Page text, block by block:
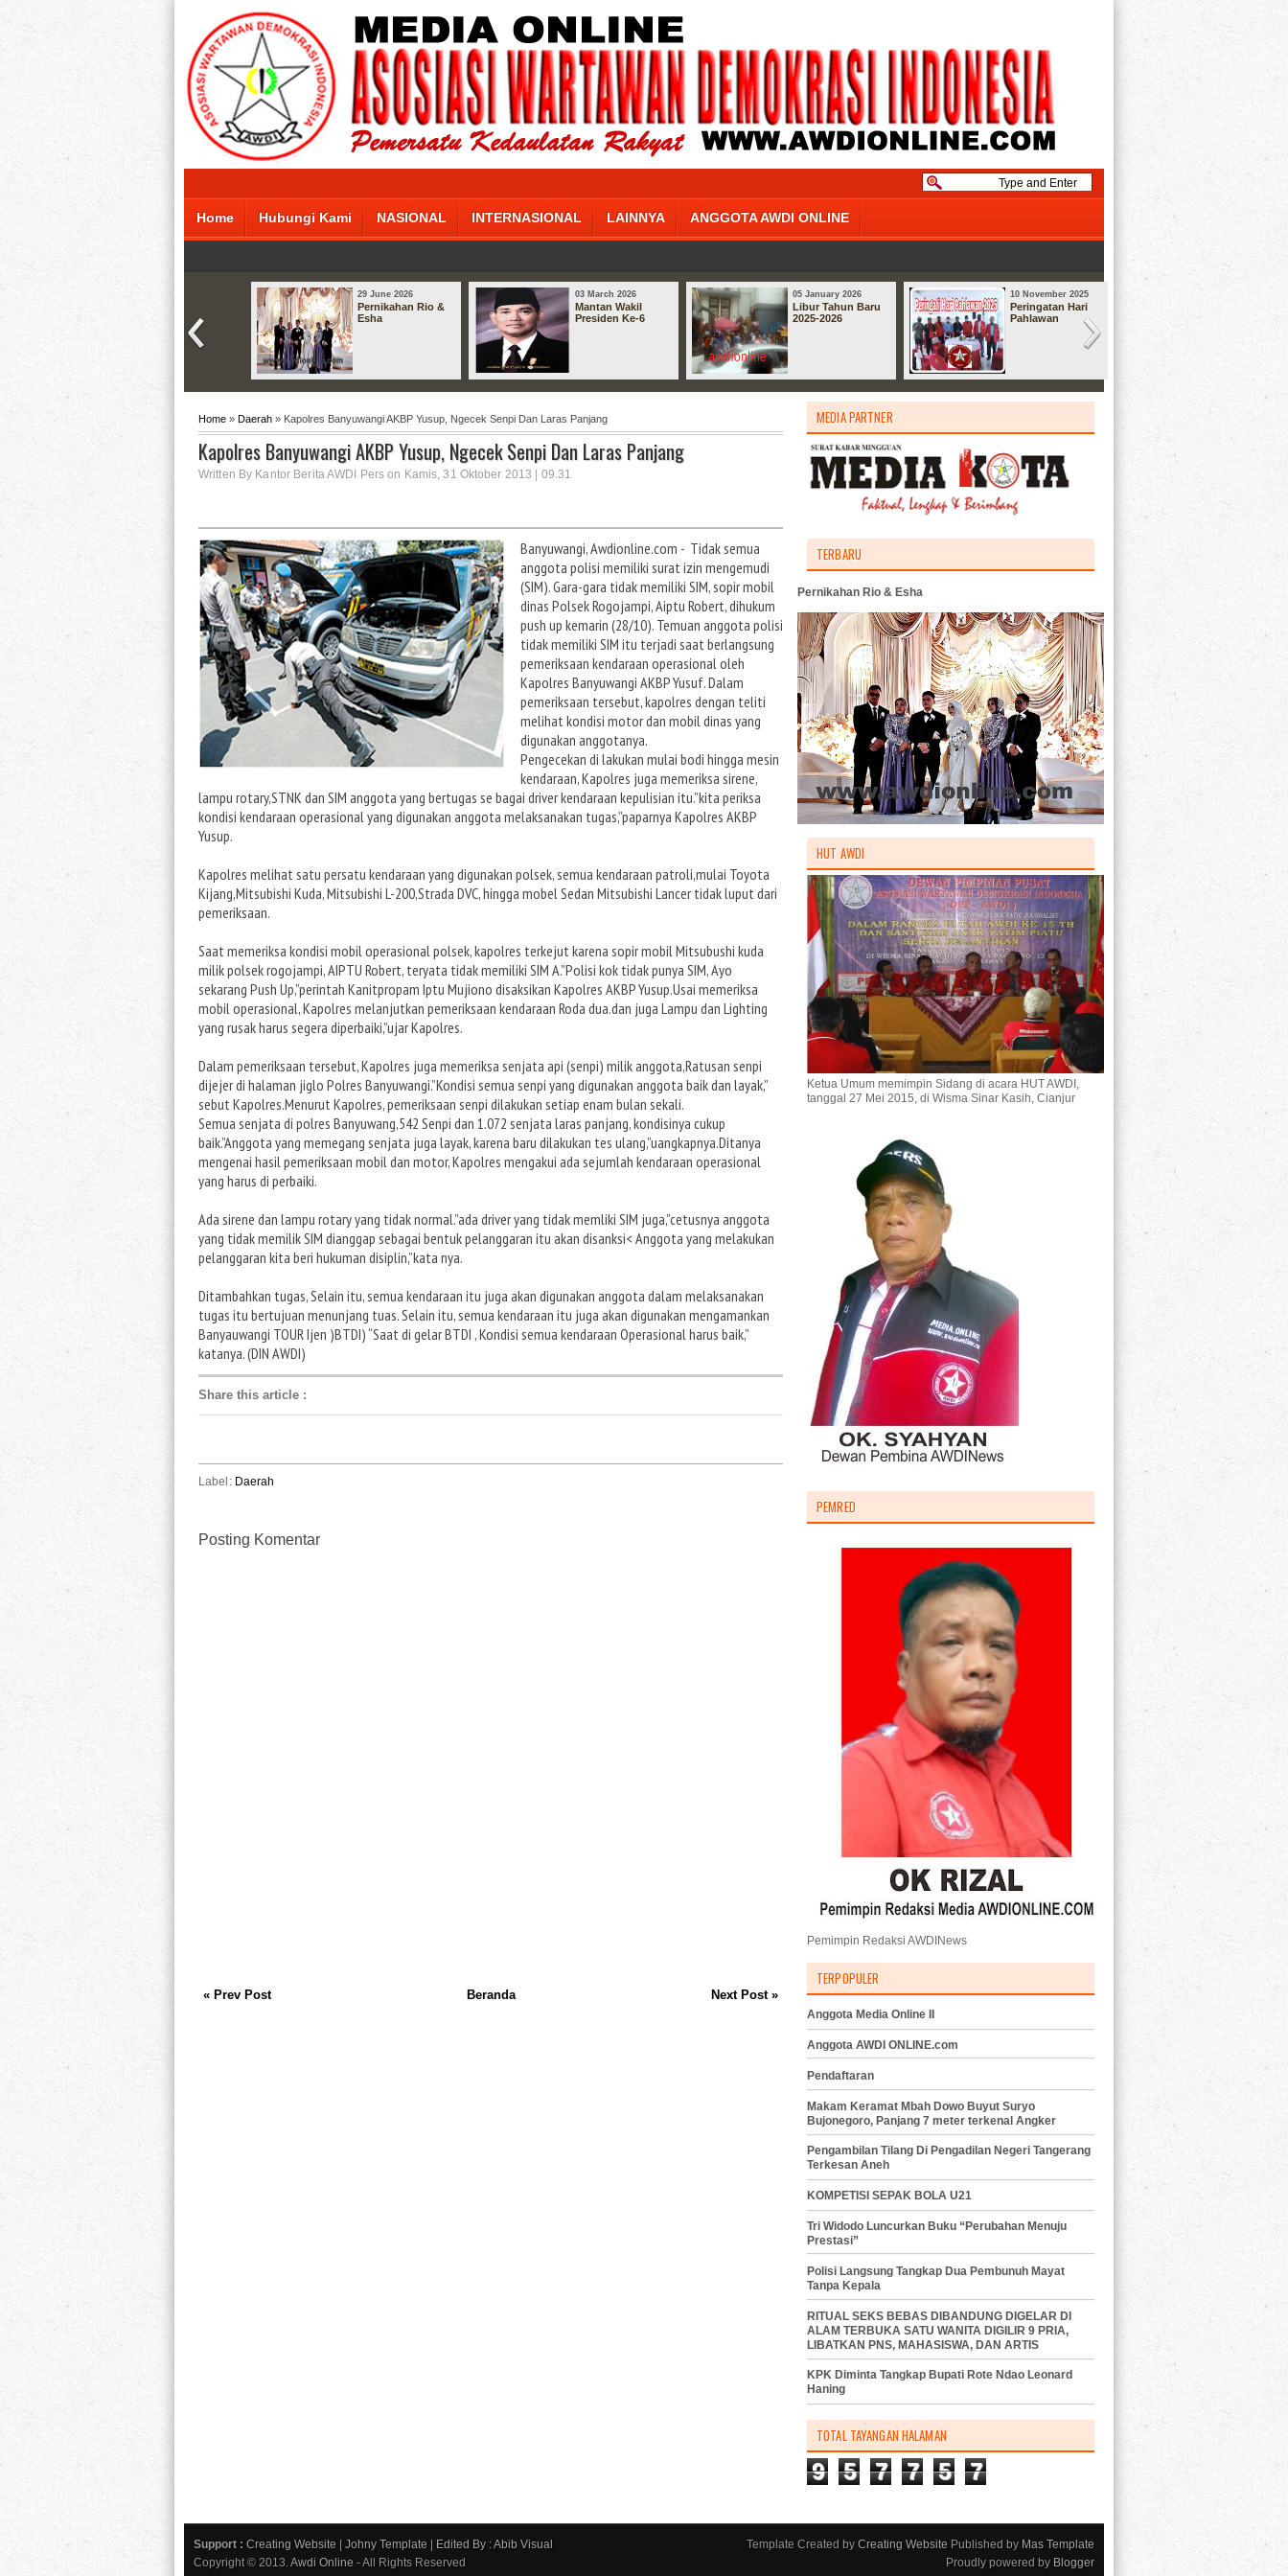
Home Hubungi Kami NASIONAL INTERNASIONAL LAINNYA ANGGOTA AWDI ONLINE
29 June 2026
Pernikahan Rio &
Esha
03 March 2026
Mantan Wakil
Presiden Ke-6
05 January 2026
Libur Tahun Baru
2025-2026
10 November 2025
Peringatan Hari
Pahlawan
Home » Daerah » Kapolres Banyuwangi AKBP Yusup, Ngecek Senpi Dan Laras Panjang
Kapolres Banyuwangi AKBP Yusup, Ngecek Senpi Dan Laras Panjang
Written By Kantor Berita AWDI Pers on Kamis, 31 Oktober 2013 | 09.31
Banyuwangi, Awdionline.com - Tidak semua
anggota polisi memiliki surat izin mengemudi
(SIM). Gara-gara tidak memiliki SIM, sopir mobil
dinas Polsek Rogojampi, Aiptu Robert, dihukum
push up kemarin (28/10). Temuan anggota polisi
tidak memiliki SIM itu terjadi saat berlangsung
pemeriksaan kendaraan operasional oleh
Kapolres Banyuwangi AKBP Yusuf. Dalam
pemeriksaan tersebut, kapolres dengan teliti
melihat kondisi motor dan mobil dinas yang
digunakan anggotanya.
Pengecekan di lakukan mulai bodi hingga mesin
kendaraan, Kapolres juga memeriksa sirene,
lampu rotary,STNK dan SIM anggota yang bertugas se bagai driver kendaraan kepulisian itu.”kita periksa
kondisi kendaraan operasional yang digunakan anggota melaksanakan tugas,”paparnya Kapolres AKBP
Yusup.
Kapolres melihat satu persatu kendaraan yang digunakan polsek, semua kendaraan patroli,mulai Toyota
Kijang,Mitsubishi Kuda, Mitsubishi L-200,Strada DVC, hingga mobel Sedan Mitsubishi Lancer tidak luput dari
pemeriksaan.
Saat memeriksa kondisi mobil operasional polsek, kapolres terkejut karena sopir mobil Mitsubushi kuda
milik polsek rogojampi, AIPTU Robert, teryata tidak memiliki SIM A.”Polisi kok tidak punya SIM, Ayo
sekarang Push Up,”perintah Kanitpropam Iptu Mujiono disaksikan Kapolres AKBP Yusup.Usai memeriksa
mobil operasional, Kapolres melanjutkan pemeriksaan kendaraan Roda dua.dan juga Lampu dan Lighting
yang rusak harus segera diperbaiki,”ujar Kapolres.
Dalam pemeriksaan tersebut, Kapolres juga memeriksa senjata api (senpi) milik anggota,Ratusan senpi
dijejer di halaman jiglo Polres Banyuwangi.”Kondisi semua senpi yang digunakan anggota baik dan layak,”
sebut Kapolres.Menurut Kapolres, pemeriksaan senpi dilakukan setiap enam bulan sekali.
Semua senjata di polres Banyuwang,542 Senpi dan 1.072 senjata laras panjang, kondisinya cukup
baik.”Anggota yang memegang senjata juga layak, karena baru dilakukan tes ulang,”uangkapnya.Ditanya
mengenai hasil pemeriksaan mobil dan motor, Kapolres mengakui ada sejumlah kendaraan operasional
yang harus di perbaiki.
Ada sirene dan lampu rotary yang tidak normal.”ada driver yang tidak memliki SIM juga,”cetusnya anggota
yang tidak memilik SIM dianggap sebagai bentuk pelanggaran itu akan disanksi< Anggota yang melakukan
pelanggaran kita beri hukuman disiplin,”kata nya.
Ditambahkan tugas, Selain itu, semua kendaraan itu juga akan digunakan anggota dalam melaksanakan
tugas itu bertujuan menunjang tuas. Selain itu, semua kendaraan itu juga akan digunakan mengamankan
Banyauwangi TOUR Ijen )BTDI) “Saat di gelar BTDI , Kondisi semua kendaraan Operasional harus baik,”
katanya. (DIN AWDI)
Share this article :
Label: Daerah
Posting Komentar
« Prev Post Next Post »
Beranda
MEDIA PARTNER
TERBARU
Pernikahan Rio & Esha
HUT AWDI
Ketua Umum memimpin Sidang di acara HUT AWDI,
tanggal 27 Mei 2015, di Wisma Sinar Kasih, Cianjur
PEMRED
Pemimpin Redaksi AWDINews
TERPOPULER
Anggota Media Online II
Anggota AWDI ONLINE.com
Pendaftaran
Makam Keramat Mbah Dowo Buyut Suryo
Bujonegoro, Panjang 7 meter terkenal Angker
Pengambilan Tilang Di Pengadilan Negeri Tangerang
Terkesan Aneh
KOMPETISI SEPAK BOLA U21
Tri Widodo Luncurkan Buku “Perubahan Menuju
Prestasi”
Polisi Langsung Tangkap Dua Pembunuh Mayat
Tanpa Kepala
RITUAL SEKS BEBAS DIBANDUNG DIGELAR DI
ALAM TERBUKA SATU WANITA DIGILIR 9 PRIA,
LIBATKAN PNS, MAHASISWA, DAN ARTIS
KPK Diminta Tangkap Bupati Rote Ndao Leonard
Haning
TOTAL TAYANGAN HALAMAN
9 5 7 7 5 7
Support : Creating Website | Johny Template | Edited By : Abib Visual
Copyright © 2013. Awdi Online - All Rights Reserved
Template Created by Creating Website Published by Mas Template
Proudly powered by Blogger